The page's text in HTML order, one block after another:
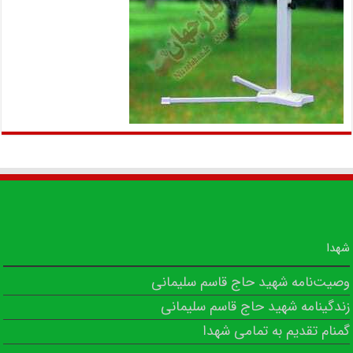
شهدا
وصیت‌نامه شهید حاج قاسم سلیمانی
زندگینامه شهید حاج قاسم سلیمانی
گمنام تقدیم به تمامی شهدا